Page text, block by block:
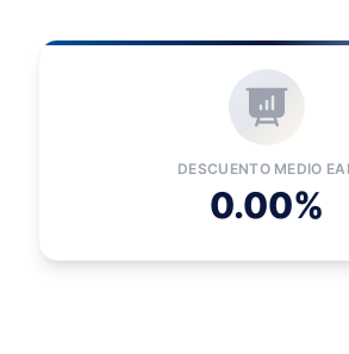
DESCUENTO MEDIO
0.00%